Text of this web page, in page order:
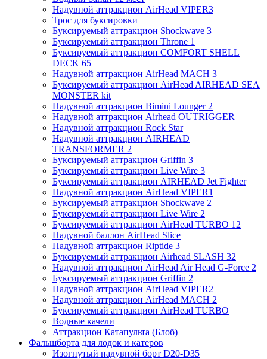
Надувной аттракцион AirHead VIPER3
Трос для буксировки
Буксируемый аттракцион Shockwave 3
Буксируемый аттракцион Throne 1
Буксируемый аттракцион COMFORT SHELL
DECK 65
Надувной аттракцион AirHead MACH 3
Буксируемый аттракцион AirHead AIRHEAD SEA
MONSTER kit
Надувной аттракцион Bimini Lounger 2
Надувной аттракцион Airhead OUTRIGGER
Надувной аттракцион Rock Star
Надувной аттракцион AIRHEAD
TRANSFORMER 2
Буксируемый аттракцион Griffin 3
Буксируемый аттракцион Live Wire 3
Буксируемый аттракцион AIRHEAD Jet Fighter
Надувной аттракцион AirHead VIPER1
Буксируемый аттракцион Shockwave 2
Буксируемый аттракцион Live Wire 2
Буксируемый аттракцион AirHead TURBO 12
Надувной баллон AirHead Slice
Надувной аттракцион Riptide 3
Буксируемый аттракцион Airhead SLASH 32
Надувной аттракцион AirHead Air Head G-Force 2
Буксируемый аттракцион Griffin 2
Надувной аттракцион AirHead VIPER2
Надувной аттракцион AirHead MACH 2
Буксируемый аттракцион AirHead TURBO
Водные качели
Аттракцион Катапульта (Блоб)
Фальшборта для лодок и катеров
Изогнутый надувной борт D20-D35